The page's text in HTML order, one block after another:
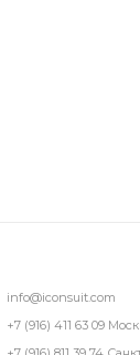
info@iconsuit.com
+7 (916) 411 63 09